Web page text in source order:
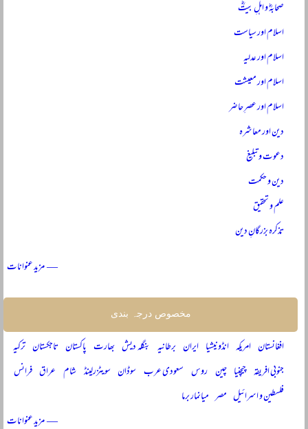
صحابہؓ و اہلِ بیتؓ
اسلام اور سیاست
اسلام اور عدلیہ
اسلام اور معیشت
اسلام اور عصرِ حاضر
دین اور معاشرہ
دعوت و تبلیغ
دین و حکمت
علم و تحقیق
تذکرہ بزرگانِ دین
— مزید عنوانات
مخصوص درجہ بندی
افغانستان امریکہ انڈونیشیا ایران برطانیہ بنگلہ دیش بھارت پاکستان تاجکستان ترکیہ
جنوبی افریقہ چیچنیا چین روس سعودی عرب سوڈان سویٹزرلینڈ شام عراق فرانس
فلسطین و اسرائیل مصر میانمار برما
— مزید عنوانات